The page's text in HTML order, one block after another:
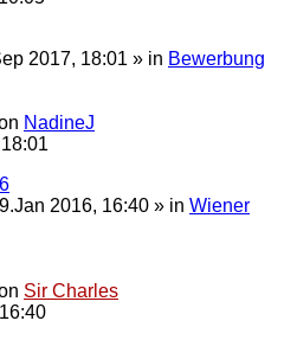
2017, 18:01 » in Bewerbung
NadineJ
2016, 16:40 » in Wiener
Sir Charles